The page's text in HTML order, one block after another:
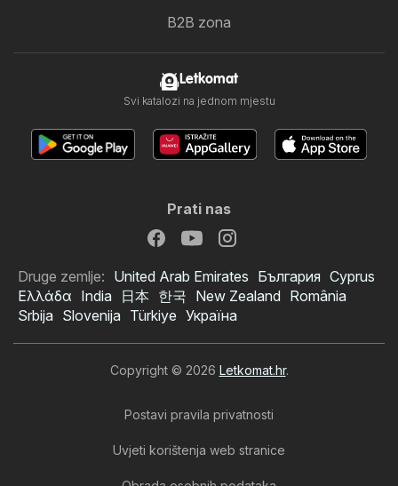
B2B zona
Letkomat
Svi katalozi na jednom mjestu
Prati nas
Druge zemlje: United Arab Emirates България Cyprus
Ελλάδα India 日本 한국 New Zealand România
Srbija Slovenija Türkiye Україна
Copyright © 2026 Letkomat.hr.
Postavi pravila privatnosti
Uvjeti korištenja web stranice